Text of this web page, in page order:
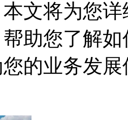
文将为您
助您了解
的业务发